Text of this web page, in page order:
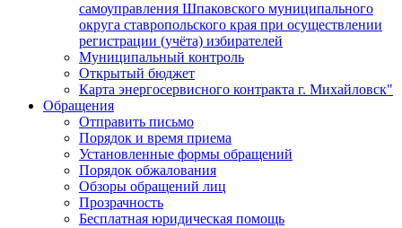
самоуправления Шпаковского муниципального
округа ставропольского края при осуществлении
регистрации (учёта) избирателей
Муниципальный контроль
Открытый бюджет
Карта энергосервисного контракта г. Михайловск"
Обращения
Отправить письмо
Порядок и время приема
Установленные формы обращений
Порядок обжалования
Обзоры обращений лиц
Прозрачность
Бесплатная юридическая помощь